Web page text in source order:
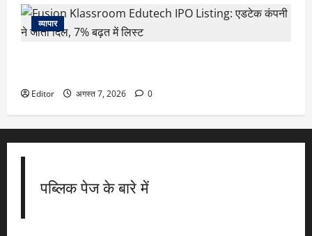
व्यापार
Editor अगस्त 7, 2026 0
पब्लिक पेज के बारे में